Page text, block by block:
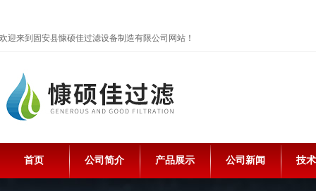
欢迎来到固安县慷硕佳过滤设备制造有限公司网站！
首页 公司简介 产品展示 公司新闻 技